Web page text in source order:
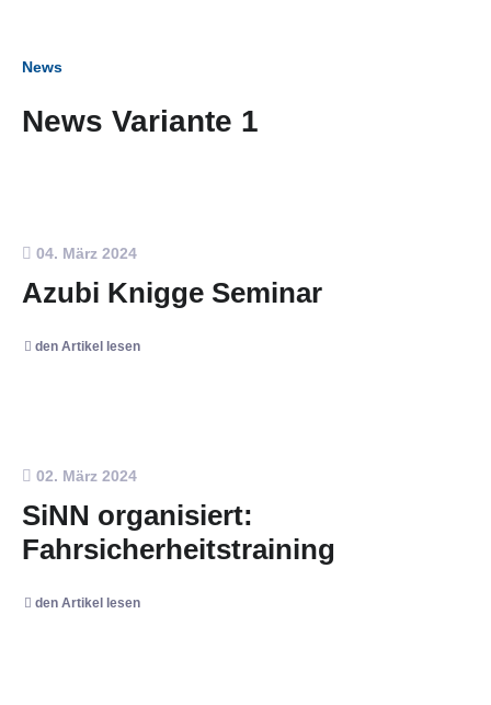
News
News Variante 1
04. März 2024
Azubi Knigge Seminar
den Artikel lesen
02. März 2024
SiNN organisiert:
Fahrsicherheitstraining
den Artikel lesen